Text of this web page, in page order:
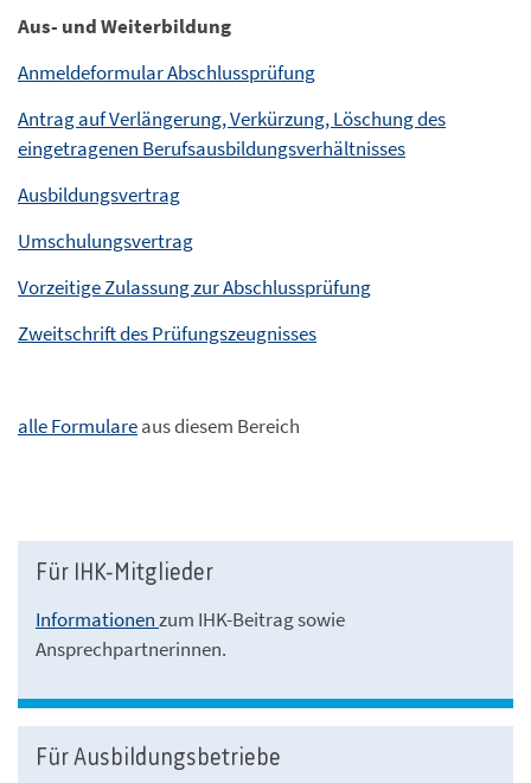
Aus- und Weiterbildung
Anmeldeformular Abschlussprüfung
Antrag auf Verlängerung, Verkürzung, Löschung des
eingetragenen Berufsausbildungsverhältnisses
Ausbildungsvertrag
Umschulungsvertrag
Vorzeitige Zulassung zur Abschlussprüfung
Zweitschrift des Prüfungszeugnisses
alle Formulareaus diesem Bereich
Für IHK-Mitglieder
Informationenzum IHK-Beitrag sowie
Ansprechpartnerinnen.
Für Ausbildungsbetriebe